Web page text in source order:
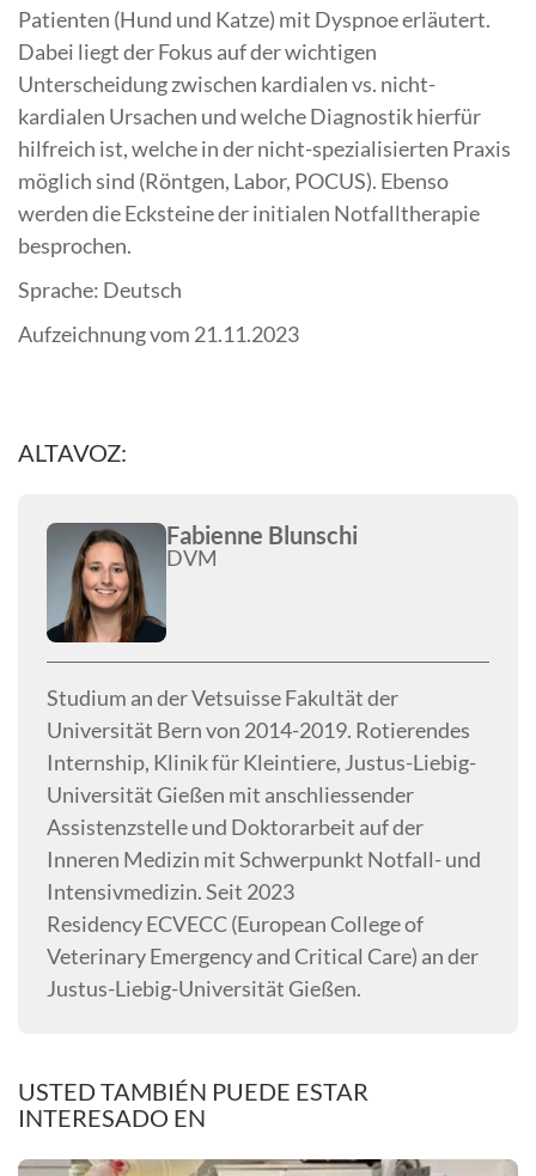
Patienten (Hund und Katze) mit Dyspnoe erläutert.
Dabei liegt der Fokus auf der wichtigen
Unterscheidung zwischen kardialen vs. nicht-
kardialen Ursachen und welche Diagnostik hierfür
hilfreich ist, welche in der nicht-spezialisierten Praxis
möglich sind (Röntgen, Labor, POCUS). Ebenso
werden die Ecksteine der initialen Notfalltherapie
besprochen.
Sprache: Deutsch
Aufzeichnung vom 21.11.2023
ALTAVOZ:
Fabienne Blunschi
DVM
Studium an der Vetsuisse Fakultät der
Universität Bern von 2014-2019. Rotierendes
Internship, Klinik für Kleintiere, Justus-Liebig-
Universität Gießen mit anschliessender
Assistenzstelle und Doktorarbeit auf der
Inneren Medizin mit Schwerpunkt Notfall- und
Intensivmedizin. Seit 2023
Residency ECVECC (European College of
Veterinary Emergency and Critical Care) an der
Justus-Liebig-Universität Gießen.
USTED TAMBIÉN PUEDE ESTAR
INTERESADO EN